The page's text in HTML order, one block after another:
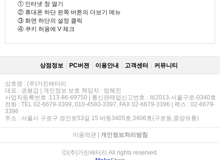
① 인터넷 창 열기
② 휴대폰 하단 왼쪽 버튼의 더보기 메뉴
③ 화면 하단의 설정 클릭
④ 쿠키 허용에 V 체크
상점정보 PC버젼 이용안내 고객센터 커뮤니티
상호명 : (주)가진배터리
대표 : 권봉갑 | 개인정보 보호 책임자 : 엄혜진
사업자등록번호 :113-86-69750 | 통신판매업신고번호 : 제2013-서울구로-0340호
전화 : TEL 02-6679-3399, 010-4583-3397, FAX 02-6679-3396 | 팩스 : 02-6679-
3396
주소 : 서울시 구로구 경인로53길 15 바동3405호,3406호(구로동,중앙유통)
이용약관| 개인정보처리방침
ⓒ(주)가진배터리 All rights reserved.